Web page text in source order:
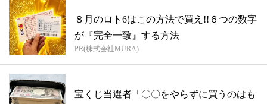
８月のロト6はこの方法で買え!!６つの数字
が『完全一致』する方法
PR(株式会社MURA)
宝くじ当選者「〇〇をやらずに買うのはも